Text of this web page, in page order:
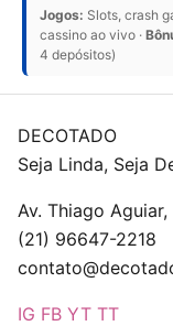
Jogos: Slots, crash
cassino ao vivo ·
4 depósitos)
DECOTADO
Seja Linda, Seja
Av. Thiago
(21) 96647-2218
IG FB YT TT